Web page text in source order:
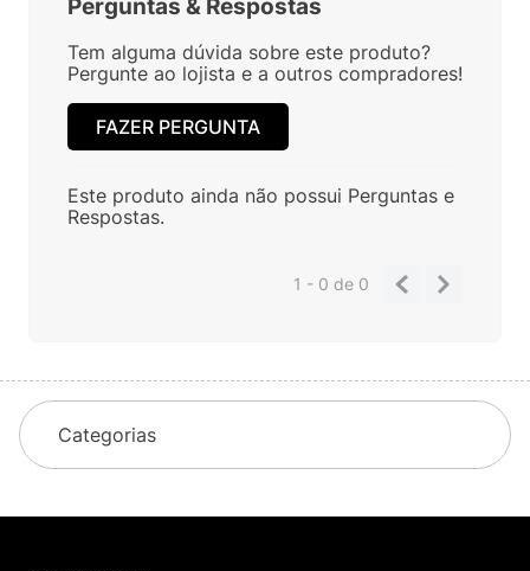
Perguntas & Respostas
Tem alguma dúvida sobre este produto?
Pergunte ao lojista e a outros compradores!
FAZER PERGUNTA
Este produto ainda não possui Perguntas e
Respostas.
1 - 0de 0
Categorias